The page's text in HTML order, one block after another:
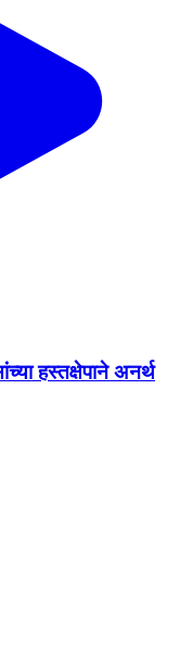
हस्तक्षेपाने अनर्थ